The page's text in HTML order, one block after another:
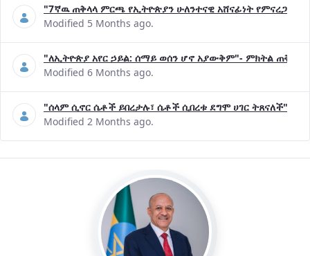
"7ኛዉ ጠቅላላ ምርጫ የኢትዮጵያን ሁለንተናዊ አሸናፊነት
Modified 5 Months ago.
"ለኢትዮጵያ አየር ኃይል: ሰማይ ወሰን ሆኖ አያውቅም"- ምክትል ጠቅላይ
Modified 6 Months ago.
"ሰላም ሲኖር ሴቶች ይበረታሉ፣ ሴቶች ሲበረቱ ደግሞ ሀገር ትጸናለች"-
Modified 2 Months ago.